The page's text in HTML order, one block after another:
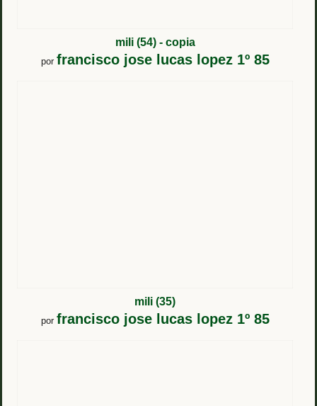
mili (54) - copia
por francisco jose lucas lopez 1º 85
mili (35)
por francisco jose lucas lopez 1º 85